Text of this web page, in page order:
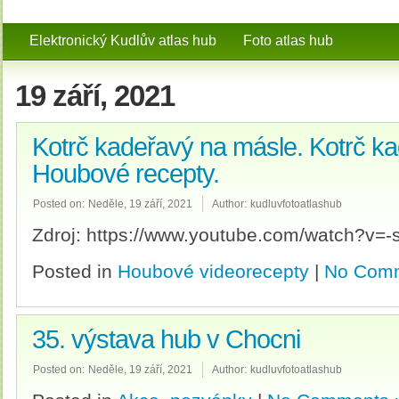
Elektronický Kudlův atlas hub Foto atlas hub
19 září, 2021
Kotrč kadeřavý na másle. Kotrč
Houbové recepty.
Posted on: Neděle, 19 září, 2021 Author: kudluvfotoatlashub
Zdroj: https://www.youtube.com/
Posted in Houbové videorecepty | No
35. výstava hub v Chocni
Posted on: Neděle, 19 září, 2021 Author: kudluvfotoatlashub